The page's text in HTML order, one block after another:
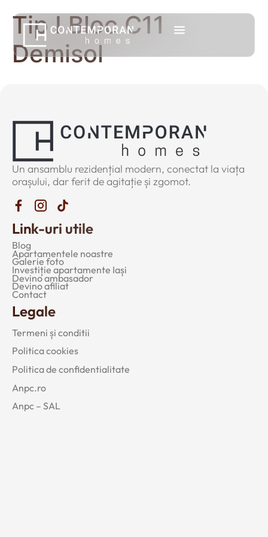
Tip I Bloc C11
Demisol
Un ansamblu rezidențial modern, conectat la viața
orașului, dar ferit de agitație și zgomot.
Link-uri utile
Blog
Apartamentele noastre
Galerie foto
Investiție apartamente Iași
Devino ambasador
Devino afiliat
Contact
Legale
Termeni și conditii
Politica cookies
Politica de confidentialitate
Anpc.ro
Anpc – SAL